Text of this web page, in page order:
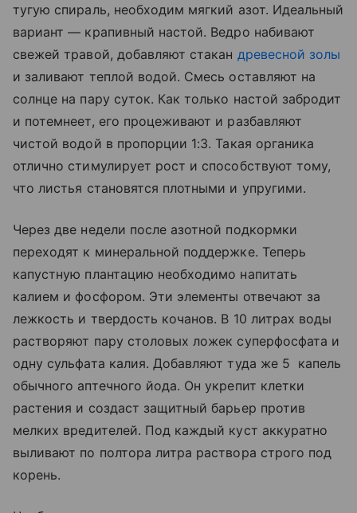
тугую спираль, необходим мягкий азот. Идеальный
вариант — крапивный настой. Ведро набивают
свежей травой, добавляют стакан древесной золы
и заливают теплой водой. Смесь оставляют на
солнце на пару суток. Как только настой забродит
и потемнеет, его процеживают и разбавляют
чистой водой в пропорции 1:3. Такая органика
отлично стимулирует рост и способствуют тому,
что листья становятся плотными и упругими.
Через две недели после азотной подкормки
переходят к минеральной поддержке. Теперь
капустную плантацию необходимо напитать
калием и фосфором. Эти элементы отвечают за
лежкость и твердость кочанов. В 10 литрах воды
растворяют пару столовых ложек суперфосфата и
одну сульфата калия. Добавляют туда же 5 капель
обычного аптечного йода. Он укрепит клетки
растения и создаст защитный барьер против
мелких вредителей. Под каждый куст аккуратно
выливают по полтора литра раствора строго под
корень.